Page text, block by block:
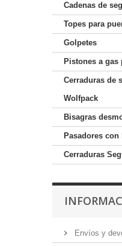
Cadenas de
Topes para
Golpetes
Pistones a gas
Cerraduras de
Wolfpack
Bisagras
Pasadores
Cerraduras
Envíos y